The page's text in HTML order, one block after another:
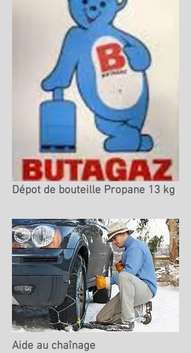
Dépot de bouteille Propane 13 kg.
Aide au chaînage